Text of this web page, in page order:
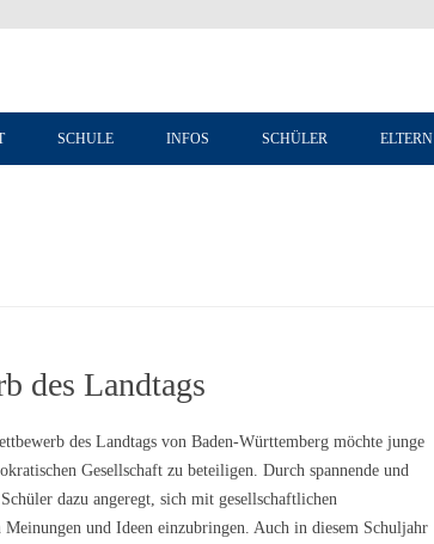
SCHULE INFOS SCHÜLER ELTERN
des Landtags
des Landtags von Baden-Württemberg möchte junge
Gesellschaft zu beteiligen. Durch spannende und
dazu angeregt, sich mit gesellschaftlichen
Meinungen und Ideen einzubringen. Auch in diesem Schuljahr